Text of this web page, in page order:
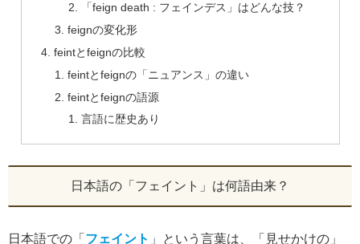
「feign death : フェインデス」はどんな技？
feignの変化形
feintとfeignの比較
feintとfeignの「ニュアンス」の違い
feintとfeignの語源
言語に歴史あり
日本語の「フェイント」は何語由来？
日本語での「 フェイント 」という言葉は、「見せかけの」